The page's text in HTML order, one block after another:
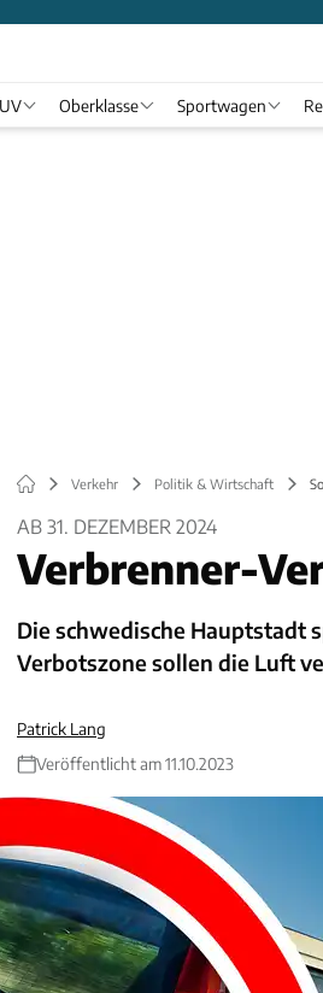
Oberklasse Sportwagen
Verkehr Politik & Wirtschaft
AB 31. DEZEMBER 2024
Verbrenner-
Die schwedische Hauptstadt
Verbotszone sollen die Luft
Patrick Lang
Veröffentlicht am 11.10.2023